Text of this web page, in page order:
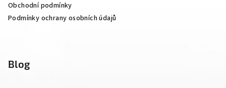
Obchodní podmínky
Podmínky ochrany osobních údajů
Blog